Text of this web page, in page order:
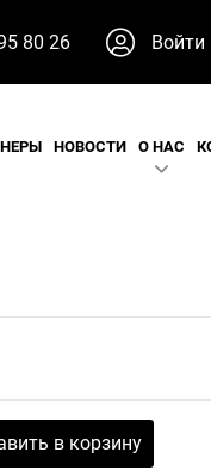
80 26 Войти
НОВОСТИ О НАС
в корзину